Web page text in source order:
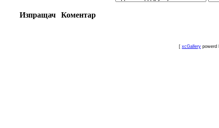
Изпращач Коментар
[ xcGallery